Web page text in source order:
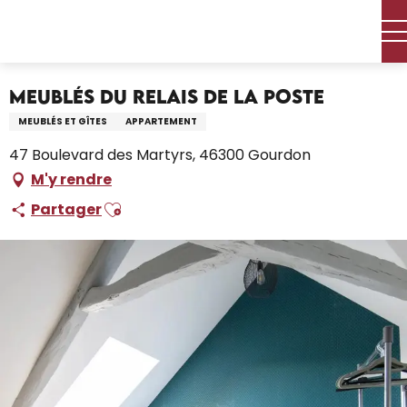
Meublés du Relais de la Poste
MEUBLÉS ET GÎTES APPARTEMENT
47 Boulevard des Martyrs, 46300 Gourdon
M'y rendre
PartagerAjouter aux favoris